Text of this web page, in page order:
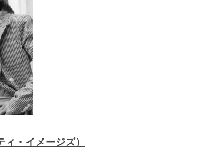
・イメージズ）